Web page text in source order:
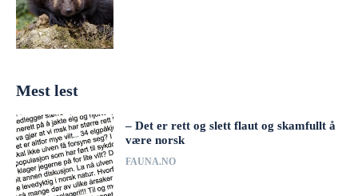
Mest lest
– Det er rett og slett flaut og skamfullt å
være norsk
FAUNA.NO